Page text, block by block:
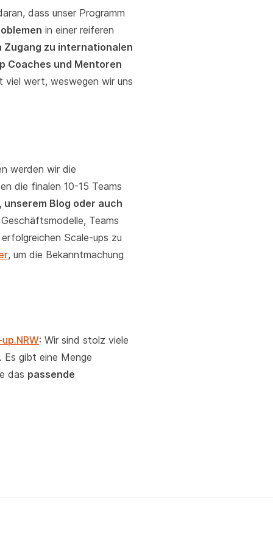
dass unser Programm
in einer reiferen
Zugang zu internationalen
Coaches und Mentoren
wert, weswegen wir uns
werden wir die
die finalen 10-15 Teams
unserem Blog oder auch
Teams
Scale-ups zu
, um die Bekanntmachung
: Wir sind stolz viele
gibt eine Menge
das passende